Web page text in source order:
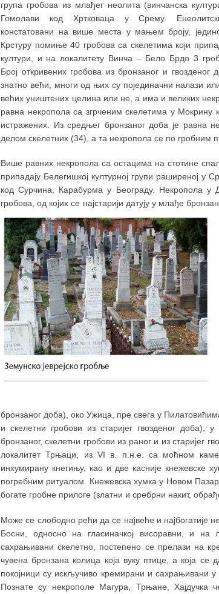
група гробова из млађег неолита (винчанска
Гомолави код Хртковаца у Срему.
констатовани на више места у мањем броју,
Крстуру помиње 40 гробова са скелетима који
култури, и на локалитету Винча –Бело Брдо 3
Број откривених гробова из бронзаног и гвозденог
знатно већи, многи од њих су појединачни налази
већих уништених целина или не, а има и великих
равна некропола са згрченим скелетима у Мокрину
истражених. Из средњег бронзаног доба је равна
делом скелетних (34), а та некропола се по гробним
Више равних некропола са остацима на стотине
припадају Белегишкој културној групи раширеној у
код Сурчина, Карабурма у Београду. Некропола у
гробова, од којих се најстарији датују у млађе
бронзаног доба), око Ужица, пре свега у
и скелетни гробови из старијег гвозденог
бронзаног, скелетни гробови из раног и из старијег
локалитет Трњаци, из VI в. п.н.е. са моћном
инхумирану кнегињу, као и две касније
погребним ритуалом. Кнежевска хумка у Новом
богате гробне прилоге (златни и сребрни накит,
Може се слободно рећи да се највеће и најбогатије
Босни, односно на гласиначкој висоравни, и на
сахрањивани скелетно, постепено се прелази на
чувена бронзана колица која вуку птице, а која
покојници су искључиво кремирани и сахрањивани
Познате су некрополе Магура, Трњане, Хајдучка